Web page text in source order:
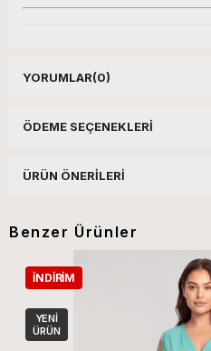
YORUMLAR(0)
ÖDEME SEÇENEKLERI
ÜRÜN ÖNERILERI
Benzer Ürünler
İNDIRIM
YENI
ÜRÜN